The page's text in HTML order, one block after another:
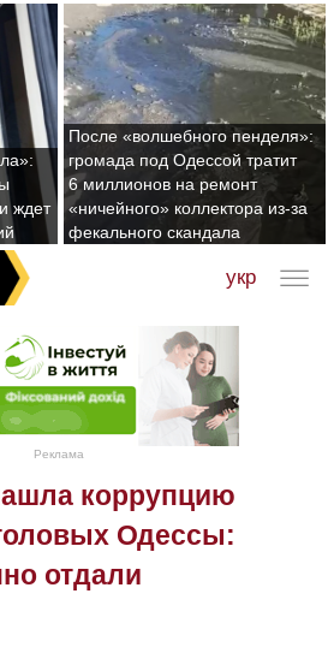
ждет
После «волшебного пенделя»:
громада под Одессой тратит
6 миллионов на ремонт
«ничейного» коллектора из-за
фекального скандала
укр
Реклама
коррупцию
Одессы:
отдали